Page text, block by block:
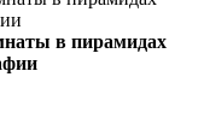
в пирамидах